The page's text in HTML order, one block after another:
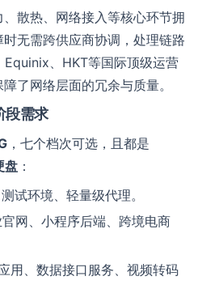
散热、网络接入等核心环节拥
无需跨供应商协调，处理链路
、HKT等国际顶级运营
了网络层面的冗余与质量。
段需求
，七个档次可选，且都是
盘 ：
试环境、轻量级代理。
官网、小程序后端、跨境电商
用、数据接口服务、视频转码